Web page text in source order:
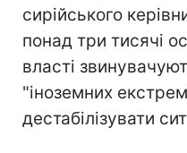
сирійського
понад три тисячі
власті
"іноземних
дестабілізувати